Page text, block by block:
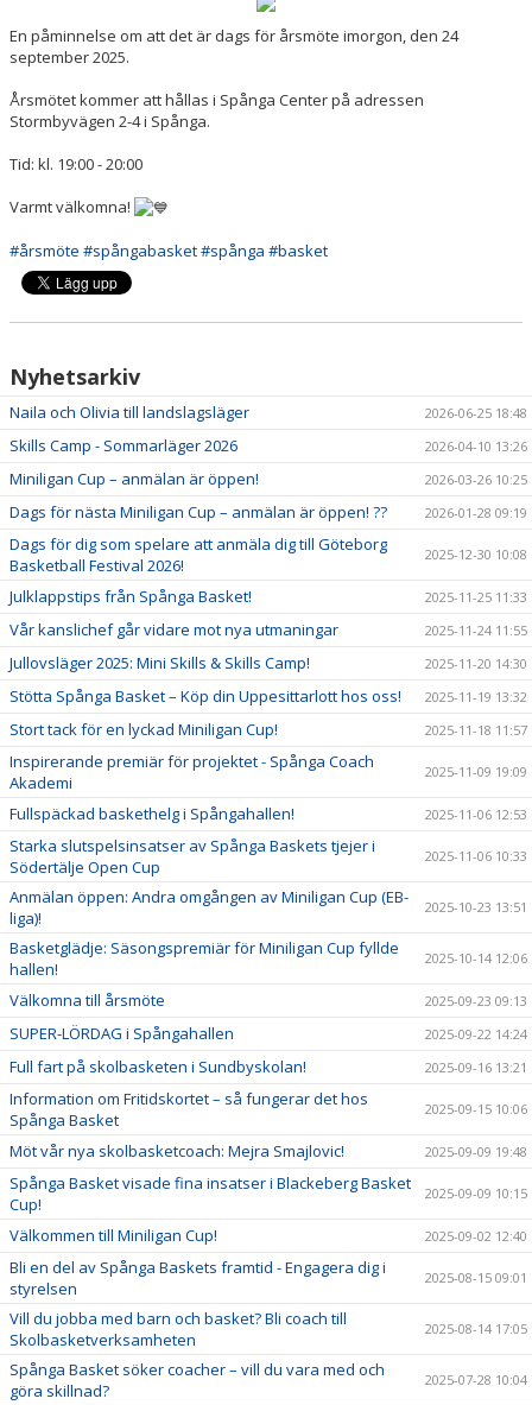
STYRELSEN
DOKUMENT
NYHETER
VÅRA LAG/TRÄNARE
KALENDER
En påminnelse om att det är dags för årsmöte imorgon, den 24
september 2025.
Årsmötet kommer att hållas i Spånga Center på adressen
Stormbyvägen 2-4 i Spånga.
Tid: kl. 19:00 - 20:00
Varmt välkomna!
#årsmöte #spångabasket#spånga #basket
Nyhetsarkiv
Naila och Olivia till landslagsläger 2026-06-25 18:48
Skills Camp - Sommarläger 2026 2026-04-10 13:26
Miniligan Cup – anmälan är öppen! 2026-03-26 10:25
Dags för nästa Miniligan Cup – anmälan är öppen! ?? 2026-01-28 09:19
Dags för dig som spelare att anmäla dig till Göteborg
Basketball Festival 2026!
2025-12-30 10:08
Julklappstips från Spånga Basket! 2025-11-25 11:33
Vår kanslichef går vidare mot nya utmaningar 2025-11-24 11:55
Jullovsläger 2025: Mini Skills & Skills Camp! 2025-11-20 14:30
Stötta Spånga Basket – Köp din Uppesittarlott hos oss! 2025-11-19 13:32
Stort tack för en lyckad Miniligan Cup! 2025-11-18 11:57
Inspirerande premiär för projektet - Spånga Coach
Akademi
2025-11-09 19:09
Fullspäckad baskethelg i Spångahallen! 2025-11-06 12:53
Starka slutspelsinsatser av Spånga Baskets tjejer i
Södertälje Open Cup
2025-11-06 10:33
Anmälan öppen: Andra omgången av Miniligan Cup (EB-
liga)!
2025-10-23 13:51
Basketglädje: Säsongspremiär för Miniligan Cup fyllde
hallen!
2025-10-14 12:06
Välkomna till årsmöte 2025-09-23 09:13
SUPER-LÖRDAG i Spångahallen 2025-09-22 14:24
Full fart på skolbasketen i Sundbyskolan! 2025-09-16 13:21
Information om Fritidskortet – så fungerar det hos
Spånga Basket
2025-09-15 10:06
Möt vår nya skolbasketcoach: Mejra Smajlovic! 2025-09-09 19:48
Spånga Basket visade fina insatser i Blackeberg Basket
Cup!
2025-09-09 10:15
Välkommen till Miniligan Cup! 2025-09-02 12:40
Bli en del av Spånga Baskets framtid - Engagera dig i
styrelsen
2025-08-15 09:01
Vill du jobba med barn och basket? Bli coach till
Skolbasketverksamheten
2025-08-14 17:05
Spånga Basket söker coacher – vill du vara med och
göra skillnad?
2025-07-28 10:04